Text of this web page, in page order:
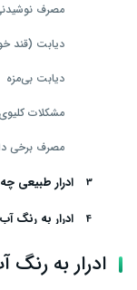
مصرف
دیابت (قند
دیابت بی‌مزه
مشکلات کلیوی
مصرف برخی
ادرار طبیعی
ادرار به رنگ
سخن پایانی
ادرار به رنگ